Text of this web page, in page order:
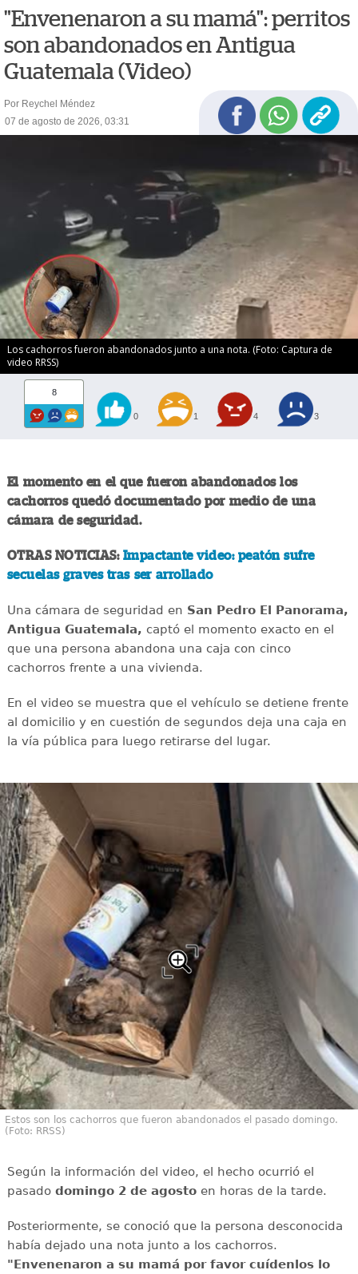
"Envenenaron a su mamá": perritos
son abandonados en Antigua
Guatemala (Video)
Por Reychel Méndez
07 de agosto de 2026, 03:31
Los cachorros fueron abandonados junto a una nota. (Foto: Captura de
video RRSS)
8
0 1 4 3
El momento en el que fueron abandonados los
cachorros quedó documentado por medio de una
cámara de seguridad.
OTRAS NOTICIAS: Impactante video: peatón sufre
secuelas graves tras ser arrollado
Una cámara de seguridad en San Pedro El Panorama,
Antigua Guatemala, captó el momento exacto en el
que una persona abandona una caja con cinco
cachorros frente a una vivienda.
En el video se muestra que el vehículo se detiene frente
al domicilio y en cuestión de segundos deja una caja en
la vía pública para luego retirarse del lugar.
Estos son los cachorros que fueron abandonados el pasado domingo.
(Foto: RRSS)
Según la información del video, el hecho ocurrió el
pasado domingo 2 de agostoen horas de la tarde.
Posteriormente, se conoció que la persona desconocida
había dejado una nota junto a los cachorros.
"Envenenaron a su mamá por favor cuídenlos lo